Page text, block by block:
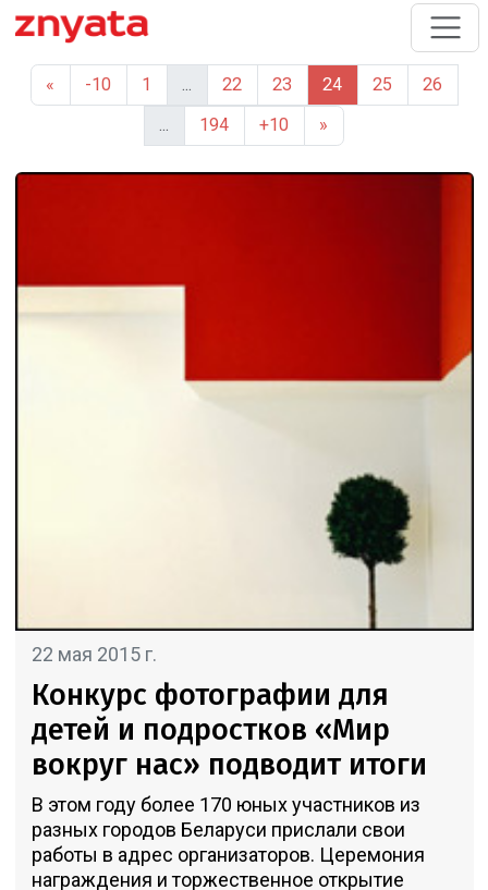
« -10 1 ... 22 23 24 25
26
...
194 +10 »
22 мая 2015 г.
Конкурс фотографии для
детей и подростков «Мир
вокруг нас» подводит итоги
В этом году более 170 юных участников из
разных городов Беларуси прислали свои
работы в адрес организаторов. Церемония
награждения и торжественное открытие